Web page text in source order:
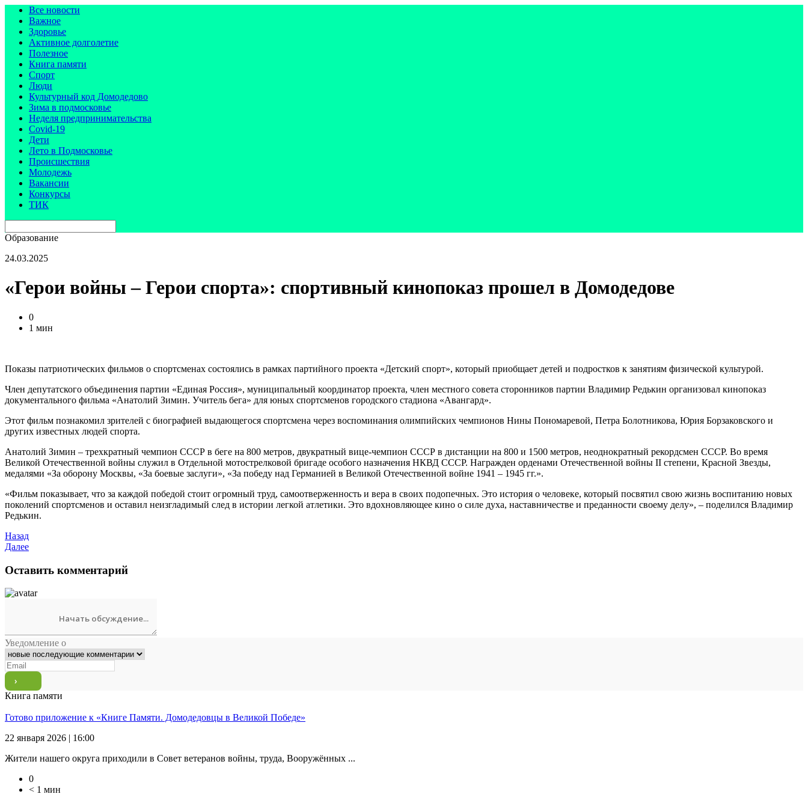
Все новости
Важное
Здоровье
Активное долголетие
Полезное
Книга памяти
Спорт
Люди
Культурный код Домодедово
Зима в подмосковье
Неделя предпринимательства
Covid-19
Дети
Лето в Подмосковье
Происшествия
Молодежь
Вакансии
Конкурсы
ТИК
Образование
24.03.2025
«Герои войны – Герои спорта»: спортивный кинопоказ прошел в Домодедове
0
1 мин
Показы патриотических фильмов о спортсменах состоялись в рамках партийного проекта «Детский спорт», который приобщает детей и подростков к занятиям физической культурой.
Член депутатского объединения партии «Единая Россия», муниципальный координатор проекта, член местного совета сторонников партии Владимир Редькин организовал кинопоказ
документального фильма «Анатолий Зимин. Учитель бега» для юных спортсменов городского стадиона «Авангард».
Этот фильм познакомил зрителей с биографией выдающегося спортсмена через воспоминания олимпийских чемпионов Нины Пономаревой, Петра Болотникова, Юрия Борзаковского и
других известных людей спорта.
Анатолий Зимин – трехкратный чемпион СССР в беге на 800 метров, двукратный вице-чемпион СССР в дистанции на 800 и 1500 метров, неоднократный рекордсмен СССР. Во время
Великой Отечественной войны служил в Отдельной мотострелковой бригаде особого назначения НКВД СССР. Награжден орденами Отечественной войны II степени, Красной Звезды,
медалями «За оборону Москвы, «За боевые заслуги», «За победу над Германией в Великой Отечественной войне 1941 – 1945 гг.».
«Фильм показывает, что за каждой победой стоит огромный труд, самоотверженность и вера в своих подопечных. Это история о человеке, который посвятил свою жизнь воспитанию новых
поколений спортсменов и оставил неизгладимый след в истории легкой атлетики. Это вдохновляющее кино о силе духа, наставничестве и преданности своему делу», – поделился Владимир
Редькин.
Назад
Далее
Оставить комментарий
Уведомление о
Книга памяти
Готово приложение к «Книге Памяти. Домодедовцы в Великой Победе»
22 января 2026 | 16:00
Жители нашего округа приходили в Совет ветеранов войны, труда, Вооружённых ...
0
< 1 мин